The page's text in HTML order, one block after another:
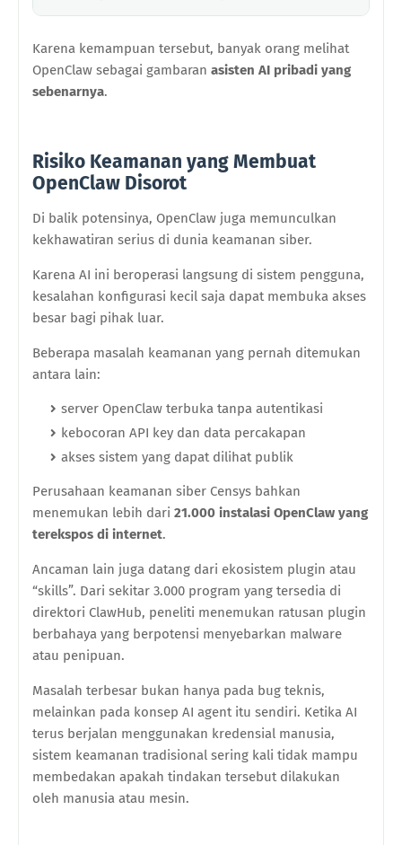
Karena kemampuan tersebut, banyak orang melihat
OpenClaw sebagai gambaran asisten AI pribadi yang
sebenarnya.
Risiko Keamanan yang Membuat
OpenClaw Disorot
Di balik potensinya, OpenClaw juga memunculkan
kekhawatiran serius di dunia keamanan siber.
Karena AI ini beroperasi langsung di sistem pengguna,
kesalahan konfigurasi kecil saja dapat membuka akses
besar bagi pihak luar.
Beberapa masalah keamanan yang pernah ditemukan
antara lain:
server OpenClaw terbuka tanpa autentikasi
kebocoran API key dan data percakapan
akses sistem yang dapat dilihat publik
Perusahaan keamanan siber Censys bahkan
menemukan lebih dari 21.000 instalasi OpenClaw yang
terekspos di internet.
Ancaman lain juga datang dari ekosistem plugin atau
“skills”. Dari sekitar 3.000 program yang tersedia di
direktori ClawHub, peneliti menemukan ratusan plugin
berbahaya yang berpotensi menyebarkan malware
atau penipuan.
Masalah terbesar bukan hanya pada bug teknis,
melainkan pada konsep AI agent itu sendiri. Ketika AI
terus berjalan menggunakan kredensial manusia,
sistem keamanan tradisional sering kali tidak mampu
membedakan apakah tindakan tersebut dilakukan
oleh manusia atau mesin.